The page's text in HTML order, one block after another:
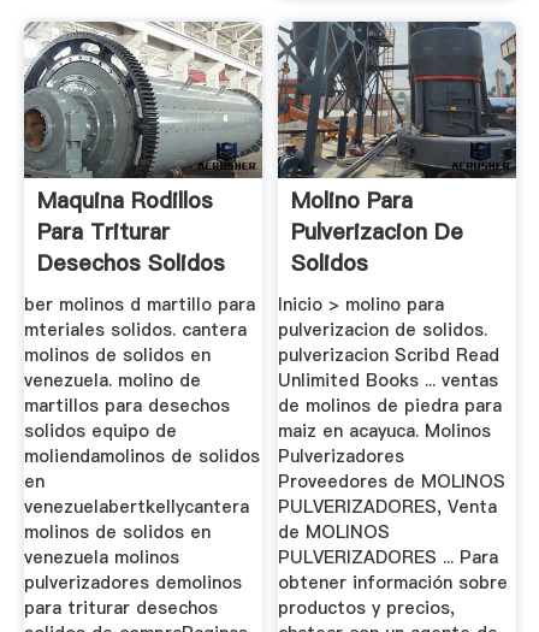
Maquina Rodillos
Para Triturar
Desechos Solidos
ber molinos d martillo para
mteriales solidos. cantera
molinos de solidos en
venezuela. molino de
martillos para desechos
solidos equipo de
moliendamolinos de solidos
en
venezuelabertkellycantera
molinos de solidos en
venezuela molinos
pulverizadores demolinos
para triturar desechos
Molino Para
Pulverizacion De
Solidos
Inicio > molino para
pulverizacion de solidos.
pulverizacion Scribd Read
Unlimited Books ... ventas
de molinos de piedra para
maiz en acayuca. Molinos
Pulverizadores
Proveedores de MOLINOS
PULVERIZADORES, Venta
de MOLINOS
PULVERIZADORES ... Para
obtener información sobre
productos y precios,